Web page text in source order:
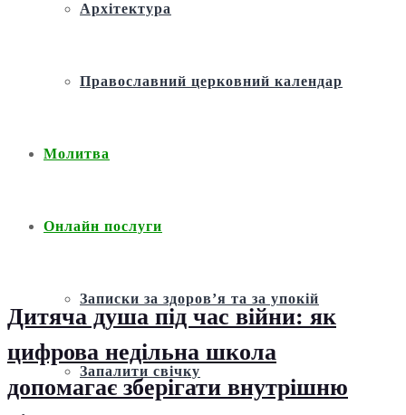
Архітектура
Православний церковний календар
Молитва
Онлайн послуги
Записки за здоров’я та за упокій
Запалити свічку
Дитяча душа під час війни: як
цифрова недільна школа
допомагає зберігати внутрішню